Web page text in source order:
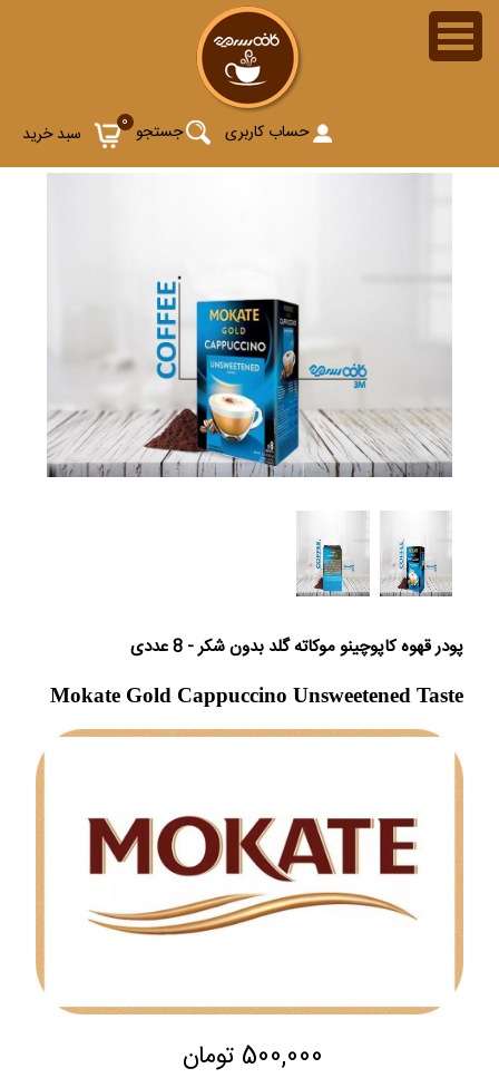
0 سبد خرید جستجو حساب کاربری
پودر قهوه کاپوچینو موکاته گلد بدون شکر - 8 عددی
Mokate Gold Cappuccino Unsweetened Taste
500,000 تومان